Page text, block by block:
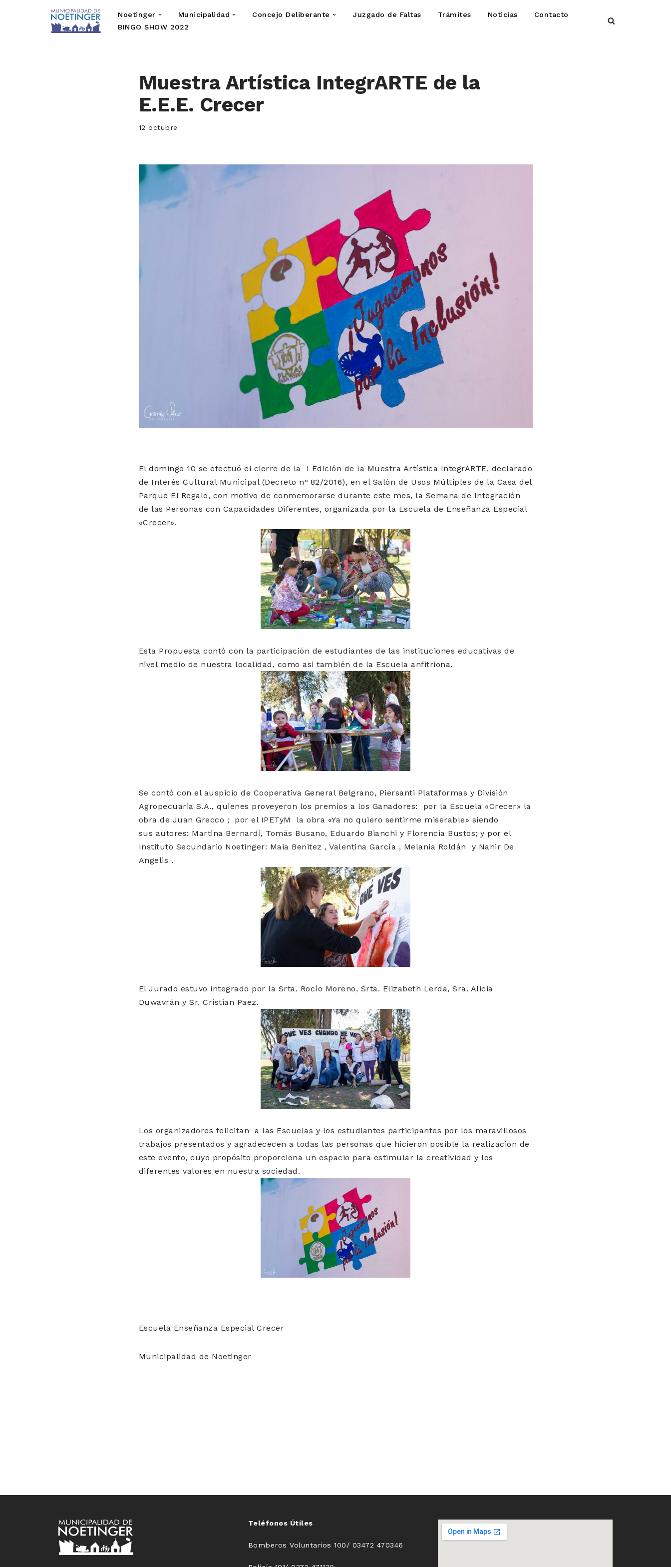
Noetinger Municipalidad Concejo Deliberante Juzgado de Faltas Trámites Noticias
Contacto
BINGO SHOW 2022
Muestra Artística IntegrARTE de la
E.E.E. Crecer
12 octubre
El domingo 10 se efectuó el cierre de la I Edición de la Muestra Artística IntegrARTE, declarado
de Interés Cultural Municipal (Decreto nº 82/2016), en el Salón de Usos Múltiples de la Casa del
Parque El Regalo, con motivo de conmemorarse durante este mes, la Semana de Integración
de las Personas con Capacidades Diferentes, organizada por la Escuela de Enseñanza Especial
«Crecer».
Esta Propuesta contó con la participación de estudiantes de las instituciones educativas de
nivel medio de nuestra localidad, como asi también de la Escuela anfitriona.
Se contó con el auspicio de Cooperativa General Belgrano, Piersanti Plataformas y División
Agropecuaria S.A., quienes proveyeron los premios a los Ganadores: por la Escuela «Crecer» la
obra de Juan Grecco ; por el IPETyM la obra «Ya no quiero sentirme miserable» siendo
sus autores: Martina Bernardi, Tomás Busano, Eduardo Bianchi y Florencia Bustos; y por el
Instituto Secundario Noetinger: Maia Benitez , Valentina García , Melania Roldán y Nahir De
Angelis .
El Jurado estuvo integrado por la Srta. Rocío Moreno, Srta. Elizabeth Lerda, Sra. Alicia
Duwavrán y Sr. Cristian Paez.
Los organizadores felicitan a las Escuelas y los estudiantes participantes por los maravillosos
trabajos presentados y agradececen a todas las personas que hicieron posible la realización de
este evento, cuyo propósito proporciona un espacio para estimular la creatividad y los
diferentes valores en nuestra sociedad.
Escuela Enseñanza Especial Crecer
Municipalidad de Noetinger
Teléfonos Útiles
Bomberos Voluntarios 100/ 03472 470346